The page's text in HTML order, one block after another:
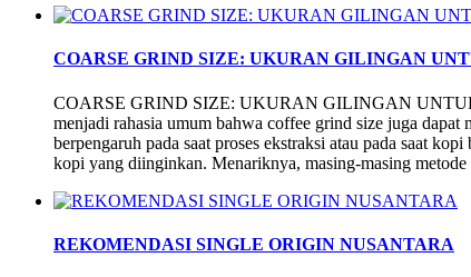
COARSE GRIND SIZE: UKURAN GILINGAN
COARSE GRIND SIZE: UKURAN GILINGAN
menjadi rahasia umum bahwa coffee grind size juga
berpengaruh pada saat proses ekstraksi atau pada saat
kopi yang diinginkan. Menariknya, masing-masing
REKOMENDASI SINGLE ORIGIN NUSANTARA